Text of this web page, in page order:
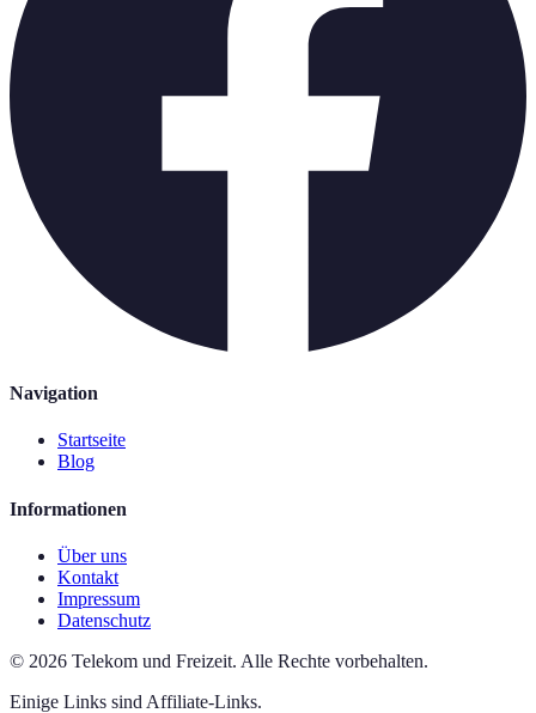
Navigation
Startseite
Blog
Informationen
Über uns
Kontakt
Impressum
Datenschutz
© 2026 Telekom und Freizeit. Alle Rechte vorbehalten.
Einige Links sind Affiliate-Links.